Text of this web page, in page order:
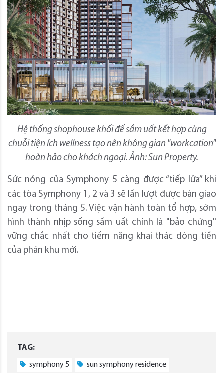
Hệ thống shophouse khối đế sầm uất kết hợp cùng
chuỗi tiện ích wellness tạo nên không gian "workcation"
hoàn hảo cho khách ngoại. Ảnh: Sun Property.
Sức nóng của Symphony 5 càng được “tiếp lửa” khi
các tòa Symphony 1, 2 và 3 sẽ lần lượt được bàn giao
ngay trong tháng 5. Việc vận hành toàn tổ hợp, sớm
hình thành nhịp sống sầm uất chính là "bảo chứng"
vững chắc nhất cho tiềm năng khai thác dòng tiền
của phân khu mới.
TAG:
symphony 5 sun symphony residence